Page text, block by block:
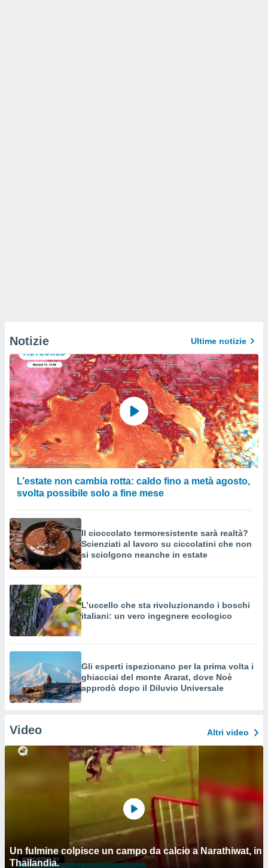
Notizie Ultime notizie
L’estate non cambia rotta: caldo fino a metà agosto,
svolta possibile solo a fine mese
Il cioccolato termoresistente sarà realtà?
Scienziati al lavoro su ciccolatini che non
si sciolgono neanche in estate
L’uccello che sta rivoluzionando i boschi
italiani: un vero ingegnere ecologico
Gli esperti ispezionano per la prima volta i
ghiacciai del monte Ararat, dove Noè
approdò dopo il Diluvio Universale
Video Altri video
Un fulmine colpisce un campo da calcio a Narathiwat, in
Thailandia.